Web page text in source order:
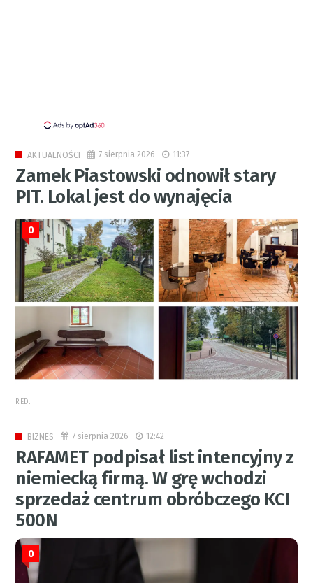
AKTUALNOŚCI 7 sierpnia 2026 11:37
Zamek Piastowski odnowił stary
PIT. Lokal jest do wynajęcia
0
RED.
BIZNES 7 sierpnia 2026 12:42
RAFAMET podpisał list intencyjny z
niemiecką firmą. W grę wchodzi
sprzedaż centrum obróbczego KCI
500N
0